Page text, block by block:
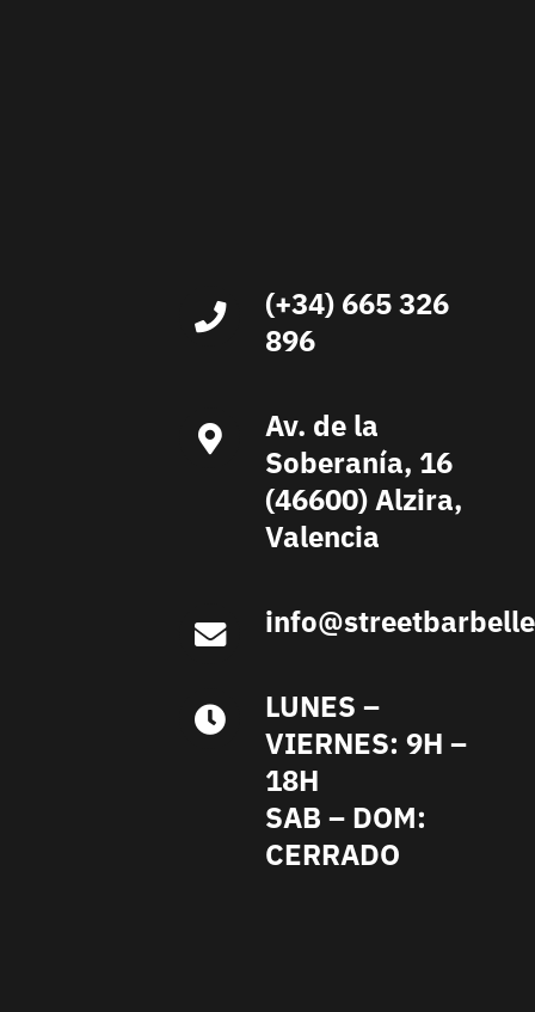
(+34) 665 326
896
Av. de la
Soberanía, 16
(46600) Alzira,
Valencia
LUNES –
VIERNES: 9H –
18H
SAB – DOM:
CERRADO